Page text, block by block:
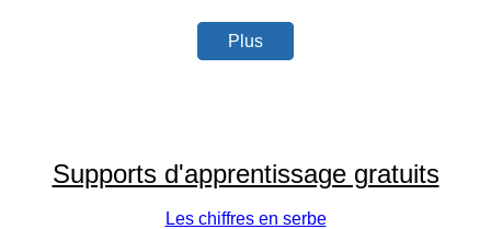
Plus
Supports d'apprentissage gratuits
Les chiffres en serbe